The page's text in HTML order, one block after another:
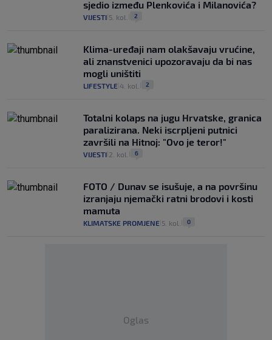
sjedio između Plenkovića i Milanovića?
VIJESTI 5. kol. 2
Klima-uređaji nam olakšavaju vrućine,
ali znanstvenici upozoravaju da bi nas
mogli uništiti
LIFESTYLE 4. kol. 2
Totalni kolaps na jugu Hrvatske, granica
paralizirana. Neki iscrpljeni putnici
završili na Hitnoj: "Ovo je teror!"
VIJESTI 2. kol. 6
FOTO / Dunav se isušuje, a na površinu
izranjaju njemački ratni brodovi i kosti
mamuta
KLIMATSKE PROMJENE 5. kol. 0
Oglas